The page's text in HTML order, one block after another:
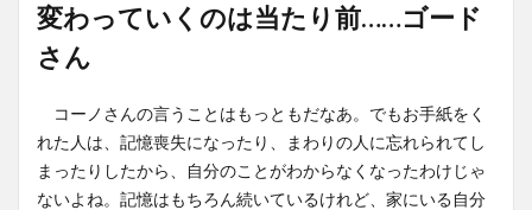
変わっていくのは当たり前……ゴード
さん
コーノさんの言うことはもっともだなあ。でもお手紙をく
れた人は、記憶喪失になったり、まわりの人に忘れられてし
まったりしたから、自分のことがわからなくなったわけじゃ
ないよね。記憶はもちろん続いているけれど、家にいる自分